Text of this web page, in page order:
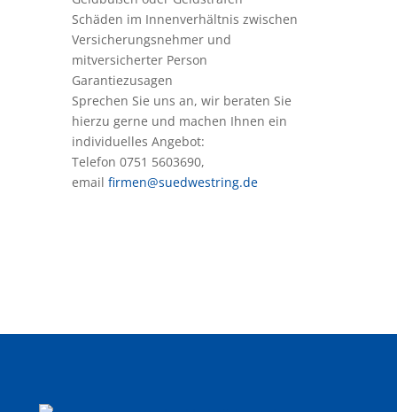
Schäden im Innenverhältnis zwischen
Versicherungsnehmer und
mitversicherter Person
Garantiezusagen
Sprechen Sie uns an, wir beraten Sie
hierzu gerne und machen Ihnen ein
individuelles Angebot:
Telefon 0751 5603690,
email firmen@suedwestring.de